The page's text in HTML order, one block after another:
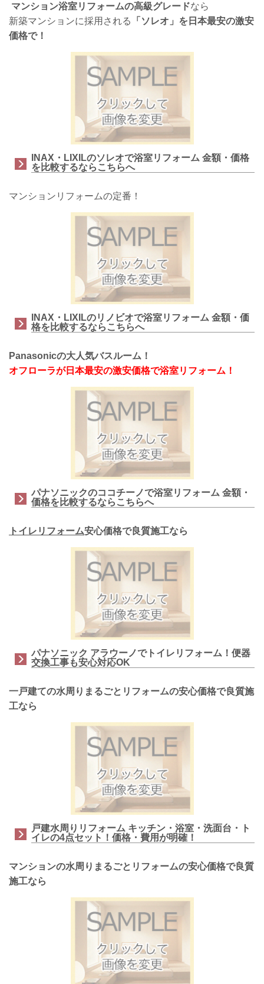
マンション浴室リフォームの高級グレードなら
新築マンションに採用される
「ソレオ」を日本最安の激安
価格で！
INAX・LIXILのソレオで浴室リフォーム 金額・価格
を比較するならこちらへ
マンションリフォームの定番！
INAX・LIXILのリノビオで浴室リフォーム 金額・価
格を比較するならこちらへ
Panasonicの大人気バスルーム！
オフローラが日本最安の激安価格で浴室リフォーム！
パナソニックのココチーノで浴室リフォーム 金額・
価格を比較するならこちらへ
トイレリフォーム安心価格で良質施工なら
パナソニック アラウーノでトイレリフォーム！便器
交換工事も安心対応OK
一戸建ての水周りまるごとリフォームの安心価格で良質施
工なら
戸建水周りリフォーム キッチン・浴室・洗面台・ト
イレの4点セット！価格・費用が明確！
マンションの水周りまるごとリフォームの安心価格で良質
施工なら